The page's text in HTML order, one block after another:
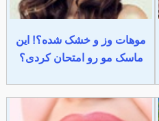
موهات وز و خشک شده؟! این
ماسک مو رو امتحان کردی؟